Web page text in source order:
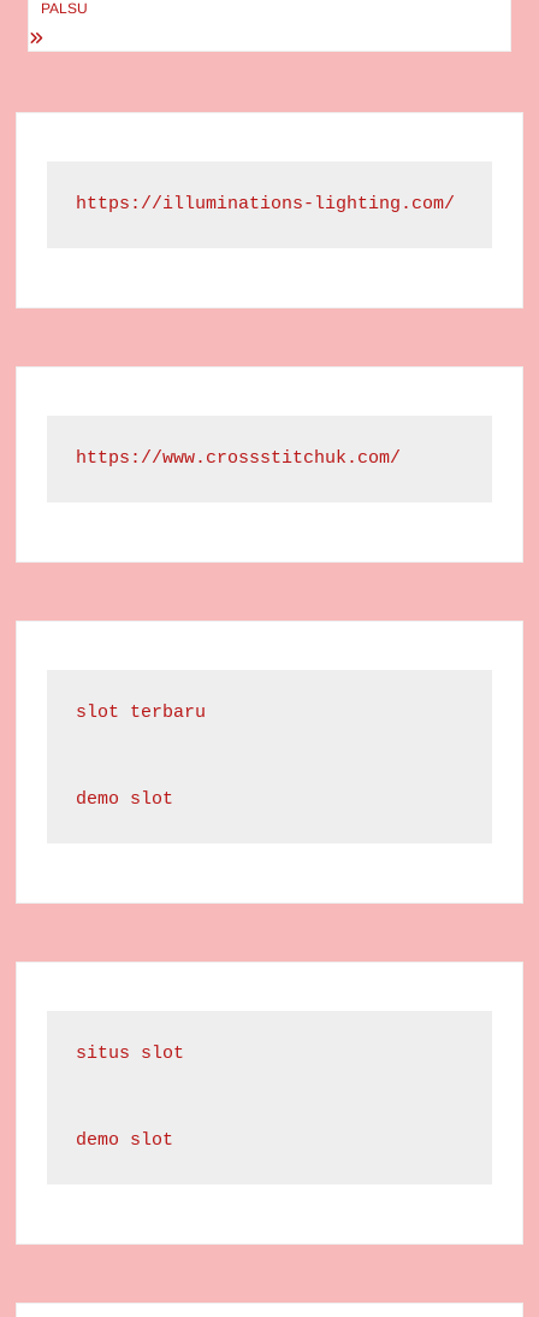
PALSU
https://illuminations-lighting.com/
https://www.crossstitchuk.com/
slot terbaru
demo slot
situs slot
demo slot